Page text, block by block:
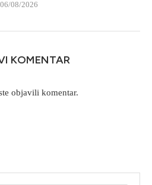
06/08/2026
KOMENTAR
objavili komentar.